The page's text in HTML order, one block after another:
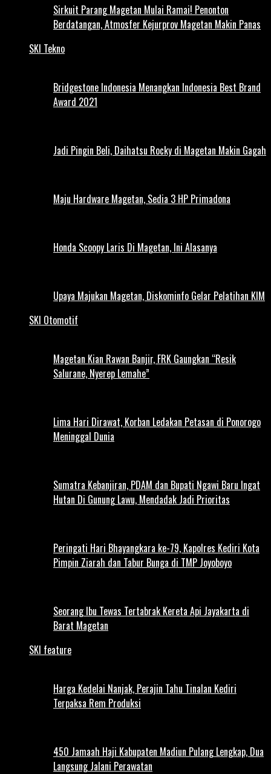
Sirkuit Parang Magetan Mulai Ramai! Penonton
Berdatangan, Atmosfer Kejurprov Magetan Makin Panas
SKI Tekno
Bridgestone Indonesia Menangkan Indonesia Best Brand
Award 2021
Jadi Pingin Beli, Daihatsu Rocky di Magetan Makin Gagah
Maju Hardware Magetan, Sedia 3 HP Primadona
Honda Scoopy Laris Di Magetan, Ini Alasanya
Upaya Majukan Magetan, Diskominfo Gelar Pelatihan KIM
SKI Otomotif
Magetan Kian Rawan Banjir, FRK Gaungkan “Resik
Salurane, Nyerep Lemahe”
Lima Hari Dirawat, Korban Ledakan Petasan di Ponorogo
Meninggal Dunia
Sumatra Kebanjiran, PDAM dan Bupati Ngawi Baru Ingat
Hutan Di Gunung Lawu, Mendadak Jadi Prioritas
Peringati Hari Bhayangkara ke-79, Kapolres Kediri Kota
Pimpin Ziarah dan Tabur Bunga di TMP Joyoboyo
Seorang Ibu Tewas Tertabrak Kereta Api Jayakarta di
Barat Magetan
SKI feature
Harga Kedelai Nanjak, Perajin Tahu Tinalan Kediri
Terpaksa Rem Produksi
450 Jamaah Haji Kabupaten Madiun Pulang Lengkap, Dua
Langsung Jalani Perawatan